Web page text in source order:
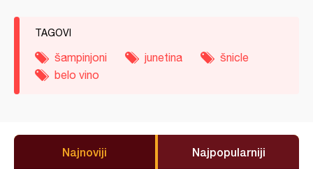
TAGOVI
šampinjoni junetina
šnicle
belo vino
Najnoviji Najpopularniji